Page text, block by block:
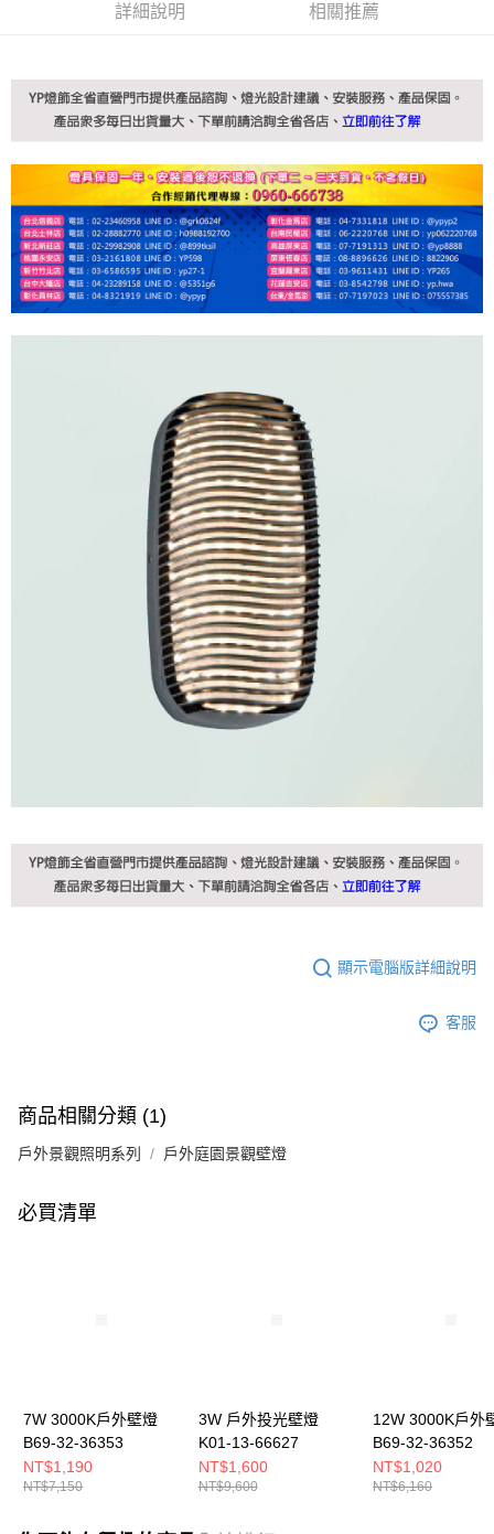
詳細說明 相關推薦
顯示電腦版詳細說明
客服
商品相關分類 (1)
戶外景觀照明系列 戶外庭園景觀壁燈
必買清單
7W 3000K戶外壁燈
B69-32-36353
NT$1,190
NT$7,150
3W 戶外投光壁燈
K01-13-66627
NT$1,600
NT$9,600
12W 3000K戶外
B69-32-36352
NT$1,020
NT$6,160